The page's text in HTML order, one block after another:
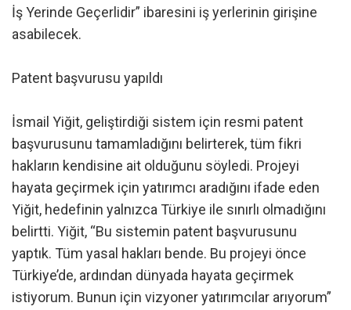
İş Yerinde Geçerlidir” ibaresini iş yerlerinin girişine
asabilecek.
Patent başvurusu yapıldı
İsmail Yiğit, geliştirdiği sistem için resmi patent
başvurusunu tamamladığını belirterek, tüm fikri
hakların kendisine ait olduğunu söyledi. Projeyi
hayata geçirmek için yatırımcı aradığını ifade eden
Yiğit, hedefinin yalnızca Türkiye ile sınırlı olmadığını
belirtti. Yiğit, “Bu sistemin patent başvurusunu
yaptık. Tüm yasal hakları bende. Bu projeyi önce
Türkiye’de, ardından dünyada hayata geçirmek
istiyorum. Bunun için vizyoner yatırımcılar arıyorum”